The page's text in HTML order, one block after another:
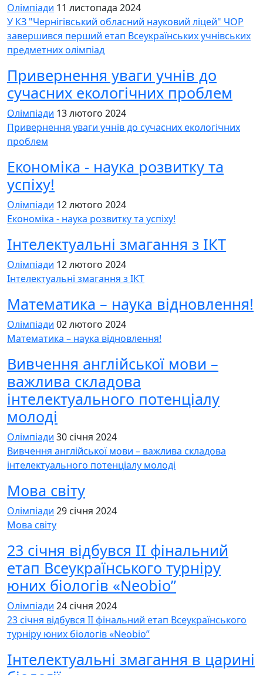
Олімпіади 11 листопада 2024
У КЗ "Чернігівський обласний науковий ліцей" ЧОР
завершився перший етап Всеукраїнських учнівських
предметних олімпіад
Привернення уваги учнів до
сучасних екологічних проблем
Олімпіади 13 лютого 2024
Привернення уваги учнів до сучасних екологічних
проблем
Економіка - наука розвитку та
успіху!
Олімпіади 12 лютого 2024
Економіка - наука розвитку та успіху!
Інтелектуальні змагання з ІКТ
Олімпіади 12 лютого 2024
Інтелектуальні змагання з ІКТ
Математика – наука відновлення!
Олімпіади 02 лютого 2024
Математика – наука відновлення!
Вивчення англійської мови –
важлива складова
інтелектуального потенціалу
молоді
Олімпіади 30 січня 2024
Вивчення англійської мови – важлива складова
інтелектуального потенціалу молоді
Мова світу
Олімпіади 29 січня 2024
Мова світу
23 січня відбувся ІІ фінальний
етап Всеукраїнського турніру
юних біологів «Neobio”
Олімпіади 24 січня 2024
23 січня відбувся ІІ фінальний етап Всеукраїнського
турніру юних біологів «Neobio”
Інтелектуальні змагання в царині